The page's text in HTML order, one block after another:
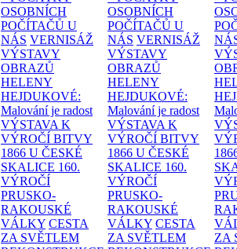
OSOBNÍCH
POČÍTAČŮ U
NÁS VERNISÁŽ
VÝSTAVY
OBRAZŮ
HELENY
HEJDUKOVÉ:
Malování je radost
VÝSTAVA K
VÝROČÍ BITVY
1866 U ČESKÉ
SKALICE 160.
VÝROČÍ
PRUSKO-
RAKOUSKÉ
VÁLKY CESTA
ZA SVĚTLEM
OSOBNÍCH
POČÍTAČŮ U
NÁS VERNISÁŽ
VÝSTAVY
OBRAZŮ
HELENY
HEJDUKOVÉ:
Malování je radost
VÝSTAVA K
VÝROČÍ BITVY
1866 U ČESKÉ
SKALICE 160.
VÝROČÍ
PRUSKO-
RAKOUSKÉ
VÁLKY CESTA
ZA SVĚTLEM
ZA